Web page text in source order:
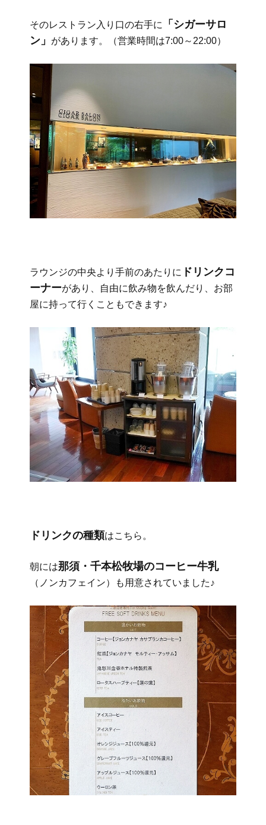
そのレストラン入り口の右手に
「シガーサロ
ン」
があります。（営業時間は7:00～22:00）
ラウンジの中央より手前のあたりに ドリンクコ
ーナーがあり、自由に飲み物を飲んだり、お部
屋に持って行くこともできます♪
ドリンクの種類はこちら。
朝には那須・千本松牧場のコーヒー牛乳
（ノンカフェイン）も用意されていました♪